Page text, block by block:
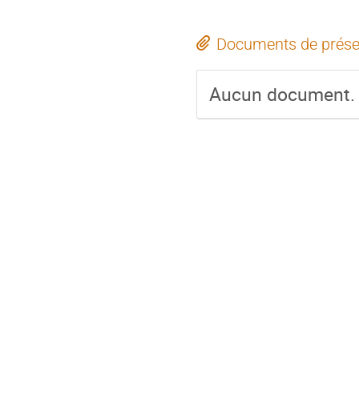
Documents de
Aucun document.